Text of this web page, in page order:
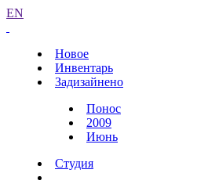
EN
Новое
Инвентарь
Задизайнено
Понос
2009
Июнь
Студия